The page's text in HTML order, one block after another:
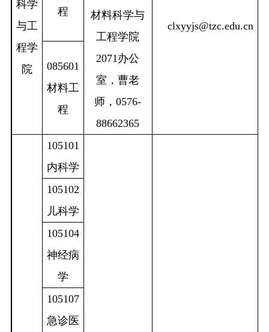
科学
与工
程学
院
程
材料科学与
工程学院
2071 办公
室，曹老
师，0576-
88662365
clxyyjs@tzc.edu.cn
085601
材料工
程
105101
内科学
105102
儿科学
105104
神经病
学
105107
急诊医